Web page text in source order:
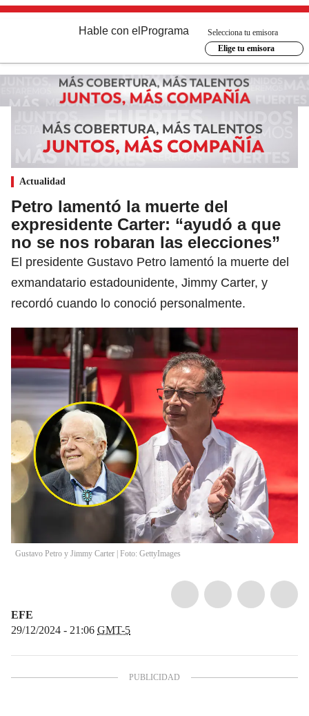
Hable con el Programa
Selecciona tu emisora
Elige tu emisora
Actualidad
Petro lamentó la muerte del
expresidente Carter: “ayudó a que
no se nos robaran las elecciones”
El presidente Gustavo Petro lamentó la muerte del
exmandatario estadounidente, Jimmy Carter, y
recordó cuando lo conoció personalmente.
Gustavo Petro y Jimmy Carter | Foto: GettyImages
EFE
29/12/2024 - 21:06 GMT-5